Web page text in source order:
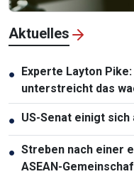
Aktuelles
● Experte Layton
unterstreicht das
Vietnam und
● US-Senat einigt
● Streben nach einer
ASEAN-